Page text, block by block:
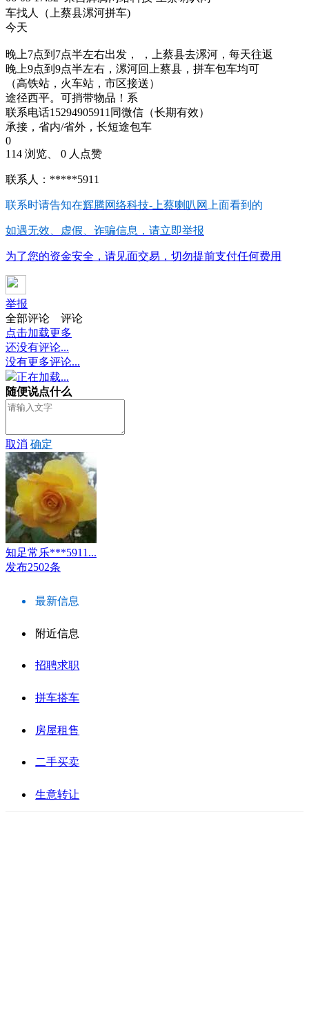
车找人（上蔡县漯河拼车)
今天
晚上7点到7点半左右出发， ，上蔡县去漯河，每天往返
晚上9点到9点半左右，漯河回上蔡县，拼车包车均可
（高铁站，火车站，市区接送）
途径西平。可捎带物品！系
联系电话15294905911同微信（长期有效）
承接，省内/省外，长短途包车
0
114 浏览、 0 人点赞
联系人：*****5911
联系时请告知在辉腾网络科技-上蔡喇叭网 上面看到的
如遇无效、虚假、诈骗信息，请立即举报
为了您的资金安全，请见面交易，切勿提前支付任何费用
举报
全部评论
评论
点击加载更多
还没有评论...
没有更多评论...
正在加载...
随便说点什么
取消 确定
知足常乐***5911...
发布2502条
最新信息
附近信息
招聘求职
拼车搭车
房屋租售
二手买卖
生意转让